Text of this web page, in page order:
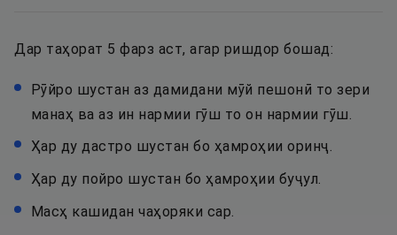
Дар таҳорат 5 фарз аст, агар ришдор бошад:
Рӯйро шустан аз дамидани мӯй пешонӣ то зери
манаҳ ва аз ин нармии гӯш то он нармии гӯш.
Ҳар ду дастро шустан бо ҳамроҳии оринҷ.
Ҳар ду пойро шустан бо ҳамроҳии буҷул.
Масҳ кашидан чаҳоряки сар.